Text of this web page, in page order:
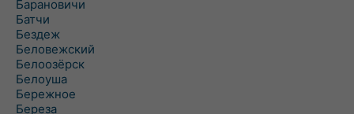
Барановичи
Батчи
Бездеж
Беловежский
Белоозёрск
Белоуша
Бережное
Береза